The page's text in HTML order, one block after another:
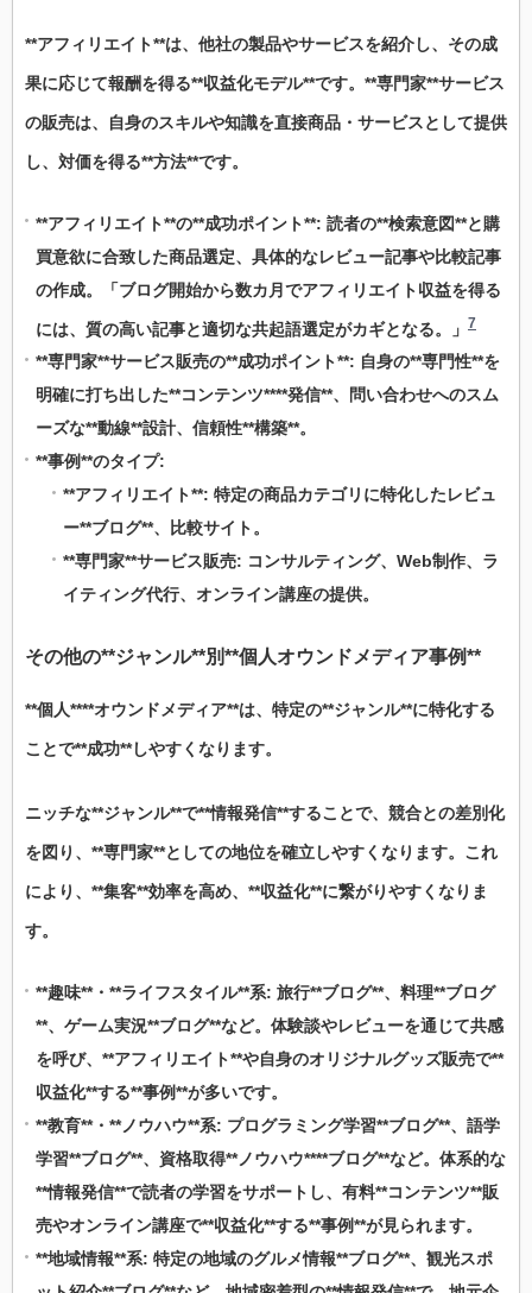
**アフィリエイト**は、他社の製品やサービスを紹介し、その成
果に応じて報酬を得る**収益化モデル**です。**専門家**サービス
の販売は、自身のスキルや知識を直接商品・サービスとして提供
し、対価を得る**方法**です。
**アフィリエイト**の**成功ポイント**: 読者の**検索意図**と購
買意欲に合致した商品選定、具体的なレビュー記事や比較記事
の作成。「ブログ開始から数カ月でアフィリエイト収益を得る
には、質の高い記事と適切な共起語選定がカギとなる。」 7
**専門家**サービス販売の**成功ポイント**: 自身の**専門性**を
明確に打ち出した**コンテンツ****発信**、問い合わせへのスム
ーズな**動線**設計、信頼性**構築**。
**事例**のタイプ:
**アフィリエイト**: 特定の商品カテゴリに特化したレビュ
ー**ブログ**、比較サイト。
**専門家**サービス販売: コンサルティング、Web制作、ラ
イティング代行、オンライン講座の提供。
その他の**ジャンル**別**個人オウンドメディア事例**
**個人****オウンドメディア**は、特定の**ジャンル**に特化する
ことで**成功**しやすくなります。
ニッチな**ジャンル**で**情報発信**することで、競合との差別化
を図り、**専門家**としての地位を確立しやすくなります。これ
により、**集客**効率を高め、**収益化**に繋がりやすくなりま
す。
**趣味**・**ライフスタイル**系: 旅行**ブログ**、料理**ブログ
**、ゲーム実況**ブログ**など。体験談やレビューを通じて共感
を呼び、**アフィリエイト**や自身のオリジナルグッズ販売で**
収益化**する**事例**が多いです。
**教育**・**ノウハウ**系: プログラミング学習**ブログ**、語学
学習**ブログ**、資格取得**ノウハウ****ブログ**など。体系的な
**情報発信**で読者の学習をサポートし、有料**コンテンツ**販
売やオンライン講座で**収益化**する**事例**が見られます。
**地域情報**系: 特定の地域のグルメ情報**ブログ**、観光スポ